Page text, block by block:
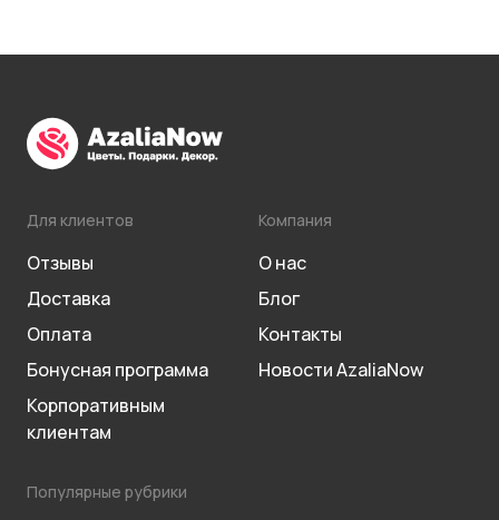
Для клиентов
Отзывы
Доставка
Оплата
Бонусная программа
Корпоративным
клиентам
Компания
О нас
Блог
Контакты
Новости AzaliaNow
Популярные рубрики